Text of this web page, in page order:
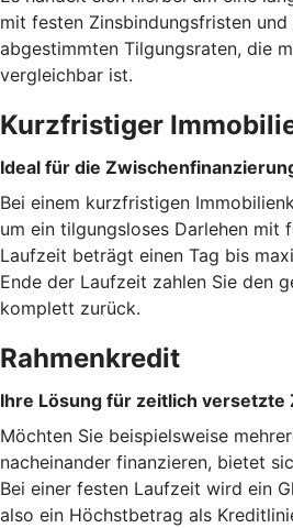
mit festen Zinsbindungsfristen und
abgestimmten Tilgungsraten, die
vergleichbar ist.
Kurzfristiger
Ideal für die
Bei einem kurzfristigen
um ein tilgungsloses Darlehen mit
Laufzeit beträgt einen Tag bis
Ende der Laufzeit zahlen Sie den
komplett zurück.
Rahmenkredit
Ihre Lösung für zeitlich versetzte
Möchten Sie beispielsweise
nacheinander finanzieren, bietet
Bei einer festen Laufzeit wird ein
also ein Höchstbetrag als